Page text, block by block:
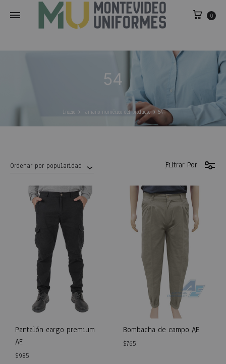
0
54
Inicio Tamaño numérico del producto 54
Ordenar por popularidad Filtrar Por
Pantalón cargo premium
AE
$985
Bombacha de campo AE
$765